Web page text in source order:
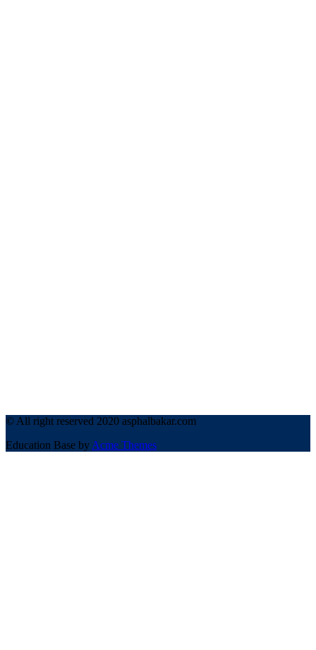
© All right reserved 2020 asphalbakar.com
Education Base by Acme Themes